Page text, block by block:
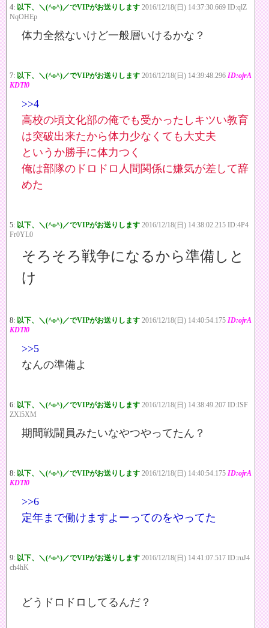
4: 以下、＼(^o^)／でVIPがお送りします 2016/12/18(日) 14:37:30.669 ID:qlZ
NqOHEp
体力全然ないけど一般層いけるかな？
7: 以下、＼(^o^)／でVIPがお送りします 2016/12/18(日) 14:39:48.296 ID:ojrA
KDTl0
>>4
高校の頃文化部の俺でも受かったしキツい教育
は突破出来たから体力少なくても大丈夫
というか勝手に体力つく
俺は部隊のドロドロ人間関係に嫌気が差して辞
めた
5: 以下、＼(^o^)／でVIPがお送りします 2016/12/18(日) 14:38:02.215 ID:4P4
Fr0YL0
そろそろ戦争になるから準備しと
け
8: 以下、＼(^o^)／でVIPがお送りします 2016/12/18(日) 14:40:54.175 ID:ojrA
KDTl0
>>5
なんの準備よ
6: 以下、＼(^o^)／でVIPがお送りします 2016/12/18(日) 14:38:49.207 ID:ISF
ZXl5XM
期間戦闘員みたいなやつやってたん？
8: 以下、＼(^o^)／でVIPがお送りします 2016/12/18(日) 14:40:54.175 ID:ojrA
KDTl0
>>6
定年まで働けますよーってのをやってた
9: 以下、＼(^o^)／でVIPがお送りします 2016/12/18(日) 14:41:07.517 ID:ruJ4
ch4hK
どうドロドロしてるんだ？